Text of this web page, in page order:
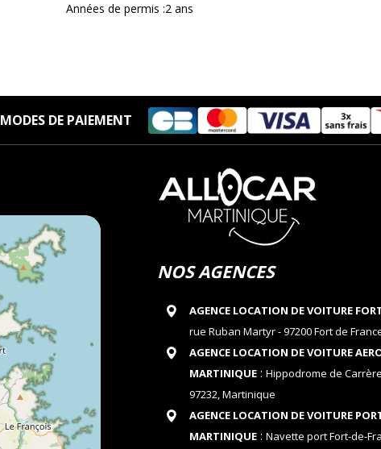
Années de permis :2 ans
MODES DE PAIEMENT
NOS AGENCES
AGENCE LOCATION DE VOITURE
rue Ruban Martyr - 97200 Fort de
AGENCE LOCATION DE VOITURE
MARTINIQUE: Hippodrome de
97232, Martinique
AGENCE LOCATION DE VOITURE
MARTINIQUE: Navette port Fort-de-